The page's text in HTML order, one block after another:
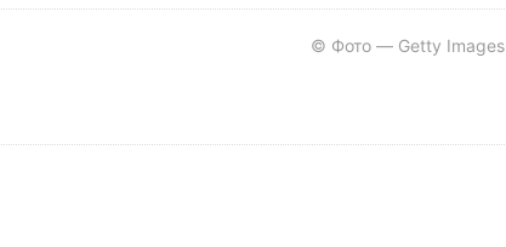
© Фото — Getty Images